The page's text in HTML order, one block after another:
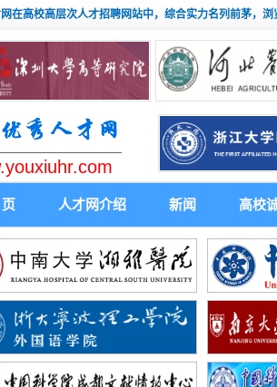
在高校高层次人才招聘网站中，综合实力名列前茅，浏
人才网介绍 新闻 高校